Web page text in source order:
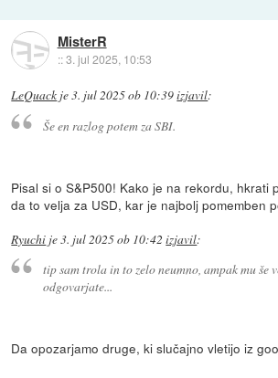
MisterR
::3. jul 2025, 10:53
LeQuack je3. jul 2025 ob 10:39izjavil:
Še en razlog potem za SBI.
Pisal si o S&P500! Kako je na rekordu, hkrati
da to velja za USD, kar je najbolj pomemben
Ryuchi je3. jul 2025 ob 10:42 izjavil:
tip sam trola in to zelo neumno, ampak mu še
odgovarjate...
Da opozarjamo druge, ki slučajno vletijo iz